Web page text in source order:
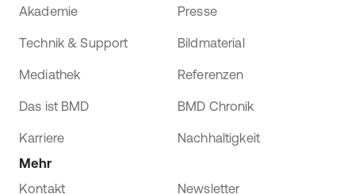
Akademie
Technik & Support
Mediathek
Das ist BMD
Karriere
Presse
Bildmaterial
Referenzen
BMD Chronik
Nachhaltigkeit
Mehr
Kontakt
Newsletter